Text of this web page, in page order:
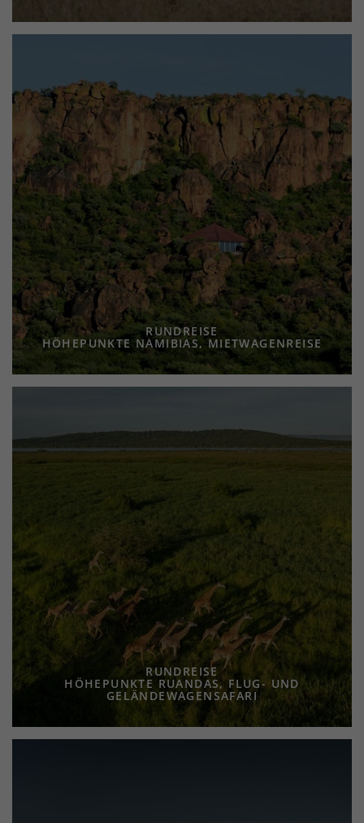
RUNDREISE
HÖHEPUNKTE NAMIBIAS, MIETWAGENREISE
RUNDREISE
HÖHEPUNKTE RUANDAS, FLUG- UND
GELÄNDEWAGENSAFARI